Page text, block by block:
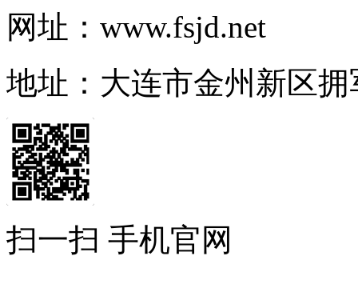
网址：www.fsjd.net
地址：大连市金州新区
扫一扫 手机官网